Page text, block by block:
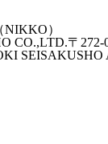
）
CO.,LTD.〒
SEISAKUSHO